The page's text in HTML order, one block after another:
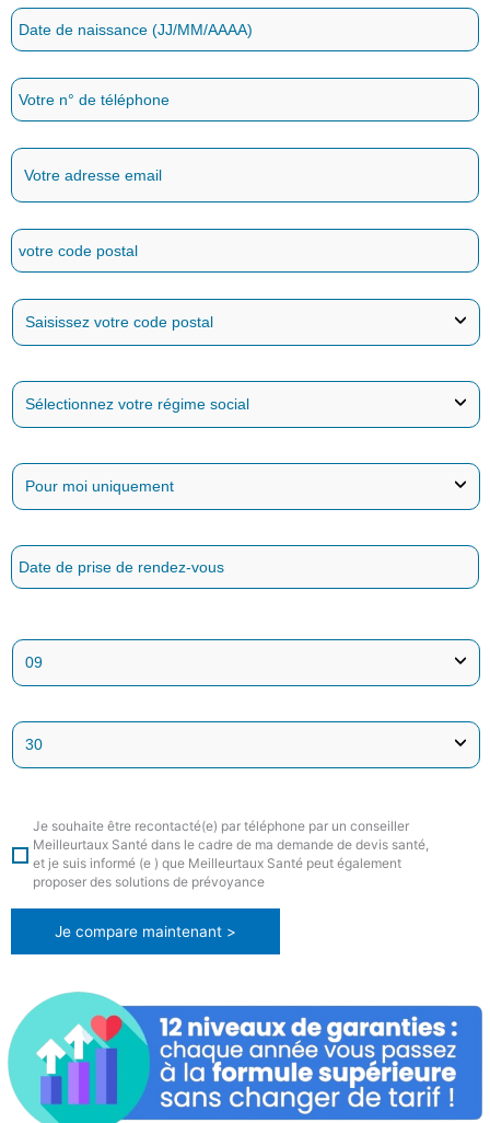
Je souhaite être recontacté(e) par téléphone par un conseiller
Meilleurtaux Santé dans le cadre de ma demande de devis santé,
et je suis informé (e ) que Meilleurtaux Santé peut également
proposer des solutions de prévoyance
Je compare maintenant >